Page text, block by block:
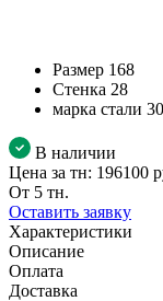
Размер 168
Стенка 28
марка стали
В наличии
Цена за тн: 196100
От 5 тн.
Оставить заявку
Характеристики
Описание
Оплата
Доставка